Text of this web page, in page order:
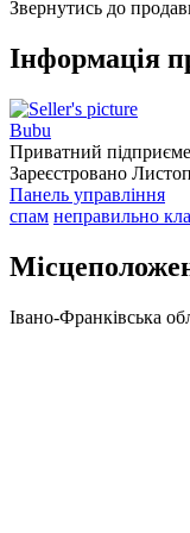
Звернутись до
Інформація
Bubu
Приватний
Зареєстровано
Панель управління
спам неправильно
Івано-Франківська